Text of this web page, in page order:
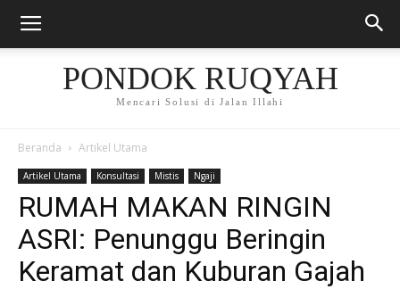
PONDOK RUQYAH
Mencari Solusi di Jalan Illahi
Beranda Artikel Utama
Artikel Utama Konsultasi Mistis Ngaji
RUMAH MAKAN RINGIN
ASRI: Penunggu Beringin
Keramat dan Kuburan Gajah